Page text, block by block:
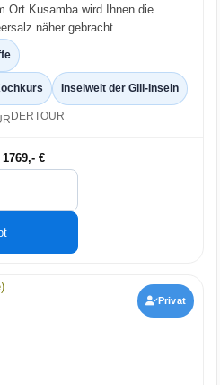
Ort Kusamba wird Ihnen die
näher gebracht. ...
Inselwelt der Gili-Inseln
DERTOUR
€
Privat